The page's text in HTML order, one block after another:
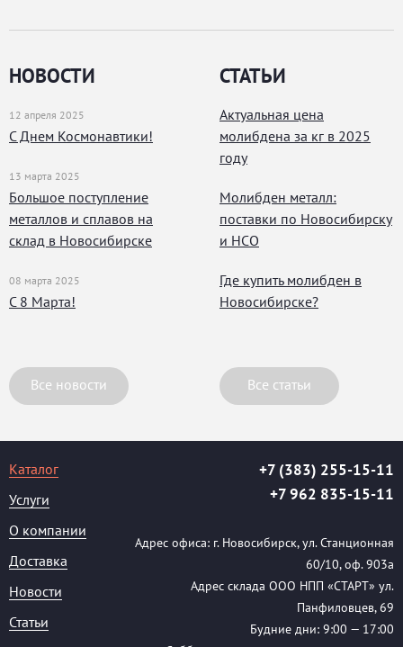
НОВОСТИ
12 апреля 2025
С Днем Космонавтики!
13 марта 2025
Большое поступление
металлов и сплавов на
склад в Новосибирске
08 марта 2025
С 8 Марта!
Все новости
СТАТЬИ
Актуальная цена
молибдена за кг в 2025
году
Молибден металл:
поставки по Новосибирску
и НСО
Где купить молибден в
Новосибирске?
Все статьи
Каталог
Услуги
О компании
Доставка
Новости
Статьи
+7 (383) 255-15-11
+7 962 835-15-11
Адрес офиса: г. Новосибирск, ул. Станционная
60/10, оф. 903а
Адрес склада ООО НПП «СТАРТ» ул.
Панфиловцев, 69
Будние дни: 9:00 — 17:00